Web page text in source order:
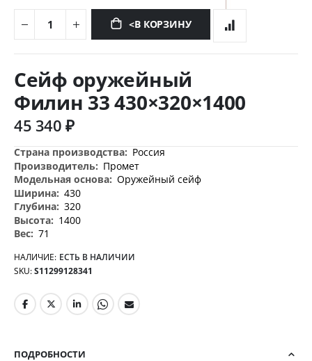
<В КОРЗИНУ
началу
изображений
Сейф оружейный
Филин 33 430×320×1400
45 340 ₽
Дополнительная
информация
Россия
Промет
Оружейный сейф
430
320
1400
71
НАЛИЧИЕ: ЕСТЬ В НАЛИЧИИ
SKU S11299128341
ПОДРОБНОСТИ